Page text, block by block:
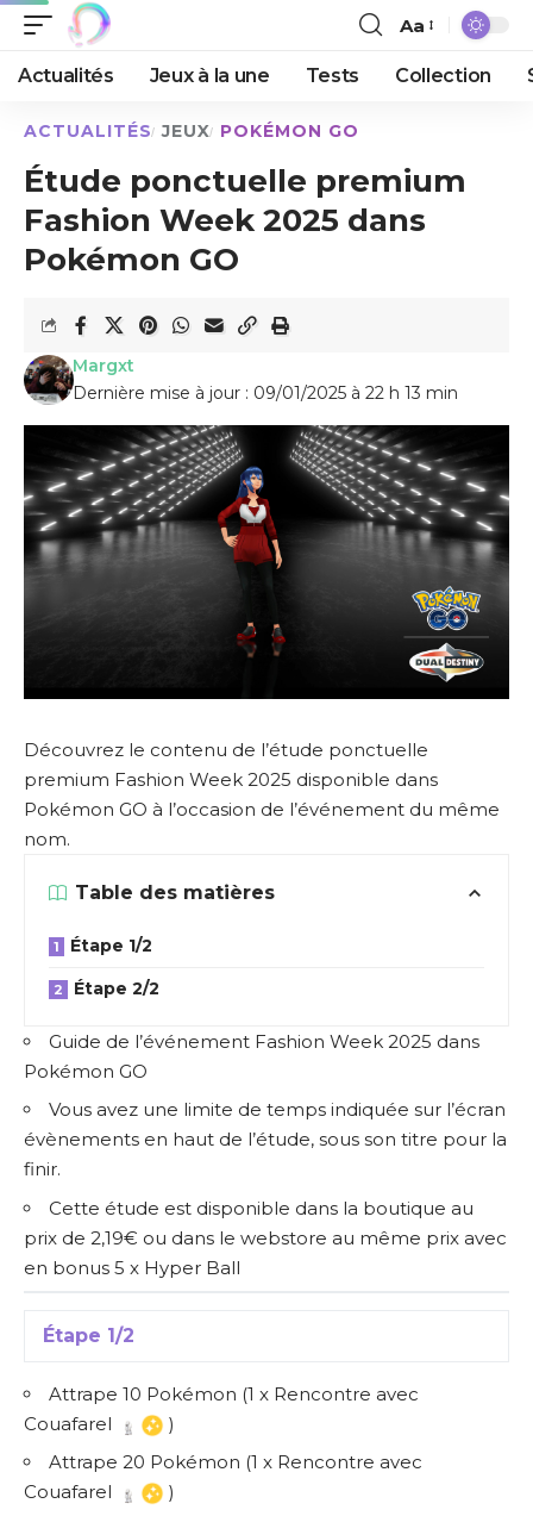
Aa
Actualités Jeux à la une Tests Collection
ACTUALITÉS JEUX POKÉMON GO
Étude ponctuelle premium
Fashion Week 2025 dans
Pokémon GO
Dernière mise à jour : 09/01/2025 à 22 h 13 min
Margxt
Découvrez le contenu de l’étude ponctuelle
premium Fashion Week 2025 disponible dans
Pokémon GO à l’occasion de l’événement du même
nom.
Table des matières
Étape 1/2
Étape 2/2
Guide de l’événement Fashion Week 2025 dans
Pokémon GO
Vous avez une limite de temps indiquée sur l’écran
évènements en haut de l’étude, sous son titre pour la
finir.
Cette étude est disponible dans la boutique au
prix de 2,19€ ou dans le webstore au même prix avec
en bonus 5 x Hyper Ball
Étape 1/2
Attrape 10 Pokémon (1 x Rencontre avec
Couafarel
)
Attrape 20 Pokémon (1 x Rencontre avec
Couafarel
)